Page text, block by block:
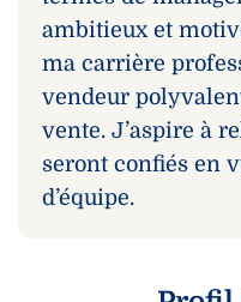
ambitieux et
ma carrière
vendeur
vente. J’aspire à
seront confiés en
d’équipe.